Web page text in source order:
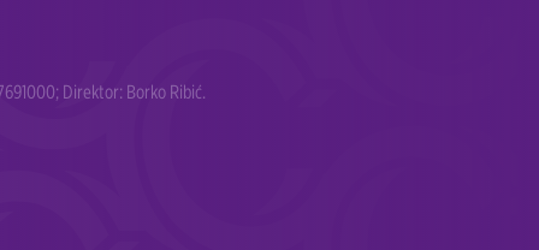
Direktor: Borko Ribić.